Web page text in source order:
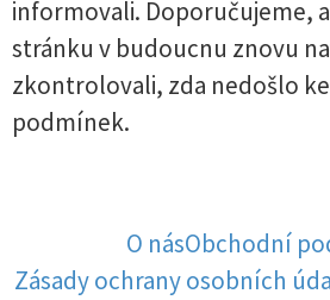
informovali. Doporučujeme,
stránku v budoucnu znovu
zkontrolovali, zda nedošlo
podmínek.
O násObchodní
Zásady ochrany osobních